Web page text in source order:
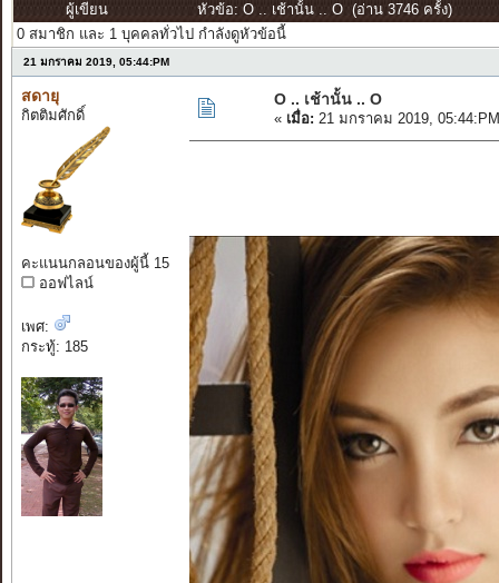
ผู้เขียน
หัวข้อ: O .. เช้านั้น .. O (อ่าน 3746 ครั้ง)
0 สมาชิก และ 1 บุคคลทั่วไป กำลังดูหัวข้อนี้
21 มกราคม 2019, 05:44:PM
สดายุ
กิตติมศักดิ์
คะแนนกลอนของผู้นี้ 15
ออฟไลน์
เพศ:
กระทู้: 185
O .. เช้านั้น .. O
« เมื่อ: 21 มกราคม 2019,